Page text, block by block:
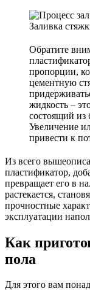
Заливка
Обратите
пропорции,
цементную
жидкость –
состоящий из
Увеличение
привести к
Из всего
пластификатор,
превращает его в
растекается,
прочностные
эксплуатации
Как
пола
Для этого вам